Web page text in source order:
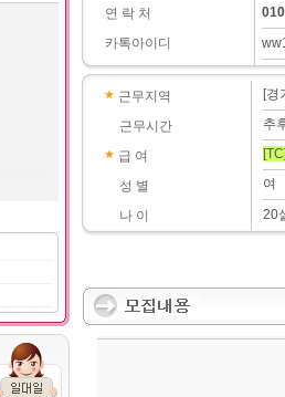
연 락 처
카톡아이디
근무지역
근무시간
급 여
성 별
나 이
[경
추
여
20